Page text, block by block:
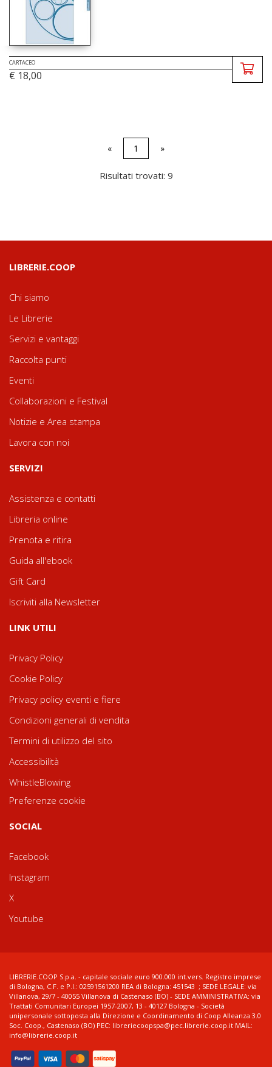
CARTACEO
€ 18,00
« 1 »
Risultati trovati: 9
LIBRERIE.COOP
Chi siamo
Le Librerie
Servizi e vantaggi
Raccolta punti
Eventi
Collaborazioni e Festival
Notizie e Area stampa
Lavora con noi
SERVIZI
Assistenza e contatti
Libreria online
Prenota e ritira
Guida all'ebook
Gift Card
Iscriviti alla Newsletter
LINK UTILI
Privacy Policy
Cookie Policy
Privacy policy eventi e fiere
Condizioni generali di vendita
Termini di utilizzo del sito
Accessibilità
WhistleBlowing
Preferenze cookie
SOCIAL
Facebook
Instagram
X
Youtube
LIBRERIE.COOP S.p.a. - capitale sociale euro 900.000 int.vers. Registro imprese
di Bologna, C.F. e P.I.: 02591561200 REA di Bologna: 451543 ; SEDE LEGALE: via
Villanova, 29/7 - 40055 Villanova di Castenaso (BO) - SEDE AMMINISTRATIVA: via
Trattati Comunitari Europei 1957-2007, 13 - 40127 Bologna - Società
unipersonale sottoposta alla Direzione e Coordinamento di Coop Alleanza 3.0
Soc. Coop., Castenaso (BO) PEC: libreriecoopspa@pec.librerie.coop.it MAIL:
info@librerie.coop.it